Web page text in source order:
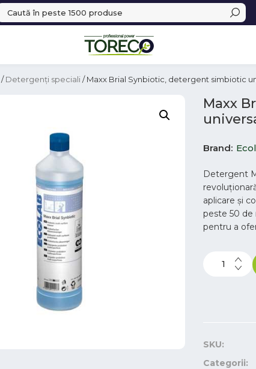
/Detergenți speciali/ Maxx Brial Synbiotic, detergent simbiotic
Maxx
Brand
Detergent
aplicare și
peste 50 de
pentru a
SKU:
Categorii: